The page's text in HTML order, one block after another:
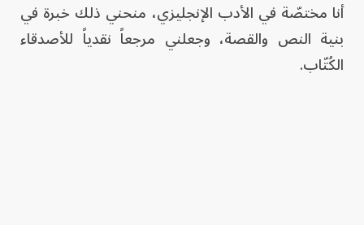
أنا مختصّة في الأدب الإنجليزي، منحني ذلك خبرة في
بنية النص والقصة، وجعلني مرجعاً نقدياً للأصدقاء
الكُتّاب.